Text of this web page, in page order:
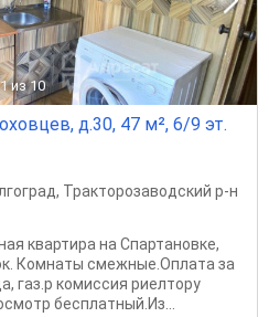
1 из 10
д.30, 47 м², 6/9 эт.
, Тракторозаводский р-н
квартира на Спартановке,
Комнаты смежные.Оплата за
газ.р комиссия риелтору
бесплатный.Из...